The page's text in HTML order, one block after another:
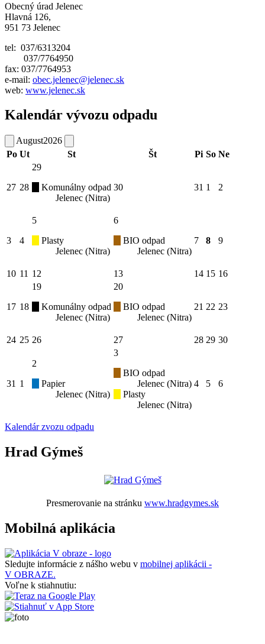
Obecný úrad Jelenec
Hlavná 126,
951 73 Jelenec
tel: 037/6313204
037/7764950
fax: 037/7764953
e-mail: obec.jelenec@jelenec.sk
web: www.jelenec.sk
Kalendár vývozu odpadu
August2026
Po Ut St Št Pi So Ne
27 28
29
Komunálny odpad
Jelenec (Nitra)
30 31 1 2
3 4
5
Plasty
Jelenec (Nitra)
6
BIO odpad
Jelenec (Nitra)
7 8 9
10 11 12 13 14 15 16
17 18
19
Komunálny odpad
Jelenec (Nitra)
20
BIO odpad
Jelenec (Nitra)
21 22 23
24 25 26 27 28 29 30
31 1
2
Papier
Jelenec (Nitra)
3
BIO odpad
Jelenec (Nitra)
Plasty
Jelenec (Nitra)
4 5 6
Kalendár zvozu odpadu
Hrad Gýmeš
Presmerovanie na stránku www.hradgymes.sk
Mobilná aplikácia
Sledujte informácie z nášho webu v mobilnej aplikácii -
V OBRAZE.
Voľne k stiahnutiu: